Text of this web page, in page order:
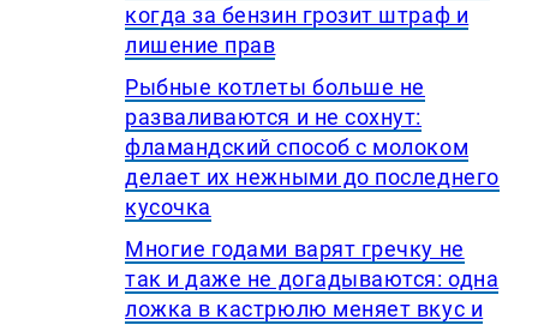
когда за бензин грозит штраф и
лишение прав
Рыбные котлеты больше не
разваливаются и не сохнут:
фламандский способ с молоком
делает их нежными до последнего
кусочка
Многие годами варят гречку не
так и даже не догадываются: одна
ложка в кастрюлю меняет вкус и